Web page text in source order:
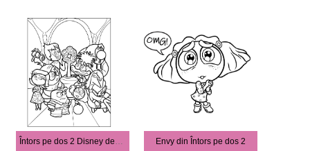
Întors pe dos 2 Disney desen animat Envy din Întors pe dos 2